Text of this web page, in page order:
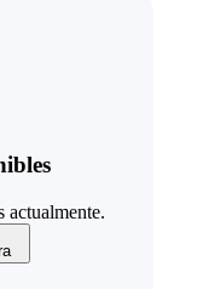
actualmente.